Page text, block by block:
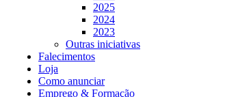
2025
2024
2023
Outras iniciativas
Falecimentos
Loja
Como anunciar
Emprego & Formação